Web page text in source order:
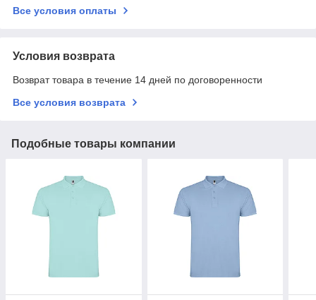
Все условия оплаты
Условия возврата
Возврат товара в течение 14 дней по договоренности
Все условия возврата
Подобные товары компании